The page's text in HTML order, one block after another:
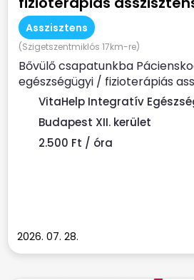
Asszisztens
(Szigetszentmiklós 17km-re)
Bővülő csapatunkba
egészségügyi / fizioterápiás
munkatársat keresünk. ...
VitaHelp Integratív
Budapest XII. kerület
2.500 Ft / óra
2026. 07. 28.